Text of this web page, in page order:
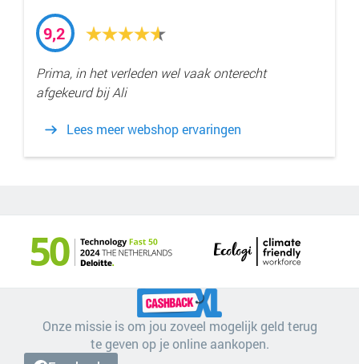
9,2
Prima, in het verleden wel vaak onterecht
afgekeurd bij Ali
Lees meer webshop ervaringen
Onze missie is om jou zoveel mogelijk geld terug
te geven op je online aankopen.